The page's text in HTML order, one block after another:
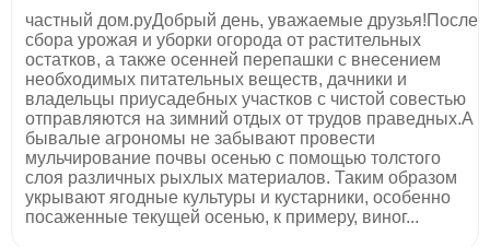
частный дом.руДобрый день, уважаемые друзья!После
сбора урожая и уборки огорода от растительных
остатков, а также осенней перепашки с внесением
необходимых питательных веществ, дачники и
владельцы приусадебных участков с чистой совестью
отправляются на зимний отдых от трудов праведных.А
бывалые агрономы не забывают провести
мульчирование почвы осенью с помощью толстого
слоя различных рыхлых материалов. Таким образом
укрывают ягодные культуры и кустарники, особенно
посаженные текущей осенью, к примеру, виног...